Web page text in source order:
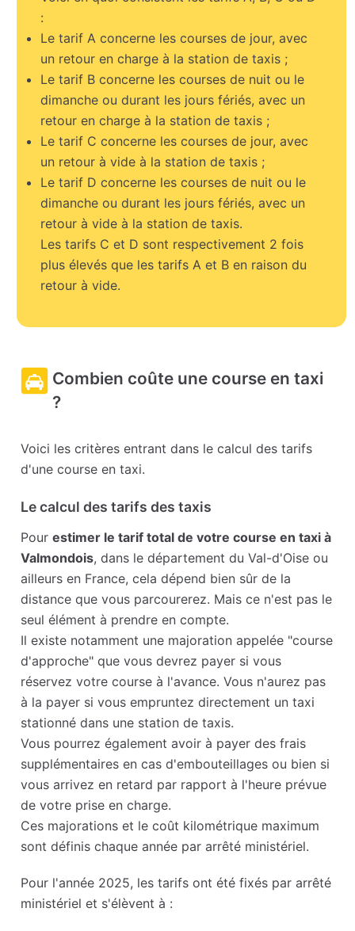
:
Le tarif A concerne les courses de jour, avec
un retour en charge à la station de taxis ;
Le tarif B concerne les courses de nuit ou le
dimanche ou durant les jours fériés, avec un
retour en charge à la station de taxis ;
Le tarif C concerne les courses de jour, avec
un retour à vide à la station de taxis ;
Le tarif D concerne les courses de nuit ou le
dimanche ou durant les jours fériés, avec un
retour à vide à la station de taxis.
Les tarifs C et D sont respectivement 2 fois
plus élevés que les tarifs A et B en raison du
retour à vide.
Combien coûte une course en taxi
?
Voici les critères entrant dans le calcul des tarifs
d'une course en taxi.
Le calcul des tarifs des taxis
Pourestimer le tarif total de votre course en taxi à
Valmondois, dans le département du Val-d'Oise ou
ailleurs en France, cela dépend bien sûr de la
distance que vous parcourerez. Mais ce n'est pas le
seul élément à prendre en compte.
Il existe notamment une majoration appelée "course
d'approche" que vous devrez payer si vous
réservez votre course à l'avance. Vous n'aurez pas
à la payer si vous empruntez directement un taxi
stationné dans une station de taxis.
Vous pourrez également avoir à payer des frais
supplémentaires en cas d'embouteillages ou bien si
vous arrivez en retard par rapport à l'heure prévue
de votre prise en charge.
Ces majorations et le coût kilométrique maximum
sont définis chaque année par arrêté ministériel.
Pour l'année 2025, les tarifs ont été fixés par arrêté
ministériel et s'élèvent à :